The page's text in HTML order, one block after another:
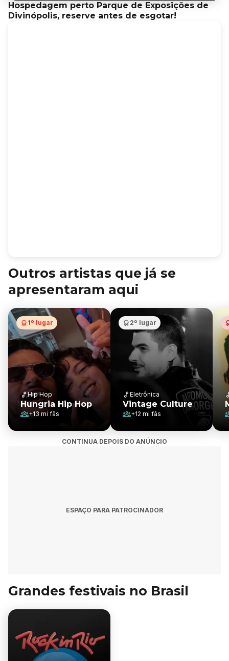
Hospedagem perto Parque de Exposições de
Divinópolis, reserve antes de esgotar!
Outros artistas que já se
apresentaram aqui
1º lugar
Hip Hop
Hungria Hip Hop
+13 mi fãs
2º lugar
Eletrônica
Vintage Culture
+12 mi fãs
CONTINUA DEPOIS DO ANÚNCIO
ESPAÇO PARA PATROCINADOR
Grandes festivais no Brasil